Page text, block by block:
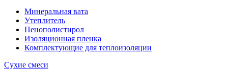
Минеральная вата
Утеплитель
Пенополистирол
Изоляционная пленка
Комплектующие для теплоизоляции
Сухие смеси